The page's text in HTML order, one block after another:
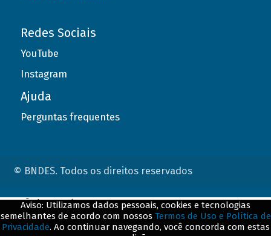
Redes Sociais
YouTube
Instagram
Ajuda
Perguntas frequentes
© BNDES. Todos os direitos reservados
Aviso: Utilizamos dados pessoais, cookies e tecnologias
semelhantes de acordo com nossos Termos de Uso e Política de
Privacidade. Ao continuar navegando, você concorda com estas
ConteÃºdo complementar
${title}${badge}